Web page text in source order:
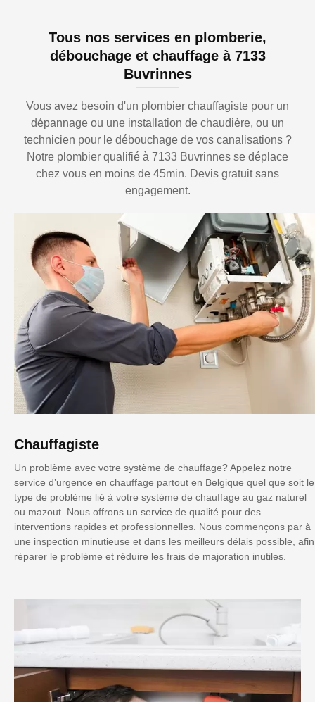
Tous nos services en plomberie,
débouchage et chauffage à 7133
Buvrinnes
Vous avez besoin d'un plombier chauffagiste pour un
dépannage ou une installation de chaudière, ou un
technicien pour le débouchage de vos canalisations ?
Notre plombier qualifié à 7133 Buvrinnes se déplace
chez vous en moins de 45min. Devis gratuit sans
engagement.
Chauffagiste
Un problème avec votre système de chauffage? Appelez notre
service d’urgence en chauffage partout en Belgique quel que soit le
type de problème lié à votre système de chauffage au gaz naturel
ou mazout. Nous offrons un service de qualité pour des
interventions rapides et professionnelles. Nous commençons par à
une inspection minutieuse et dans les meilleurs délais possible, afin
réparer le problème et réduire les frais de majoration inutiles.